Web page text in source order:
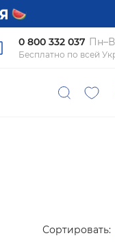
0 800 332 037
Бесплатно по всей
Сортировать: